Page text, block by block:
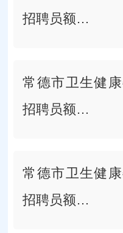
招聘员额…
常德市卫生健
招聘员额…
常德市卫生健
招聘员额…